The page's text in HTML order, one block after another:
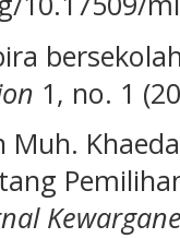
1, no. 1